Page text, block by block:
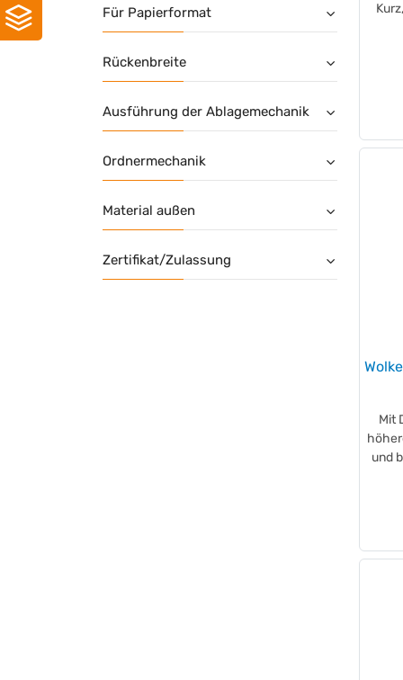
Für Papierformat
Rückenbreite
Ausführung der Ablagemechanik
Ordnermechanik
Material außen
Zertifikat/Zulassung
Mit
und